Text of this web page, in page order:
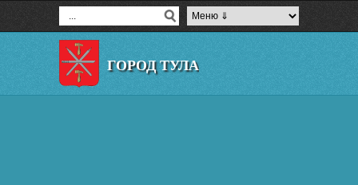
ГОРОД ТУЛА